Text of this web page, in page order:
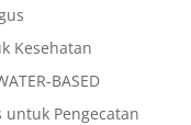
Kesehatan
BASED
untuk Pengecatan